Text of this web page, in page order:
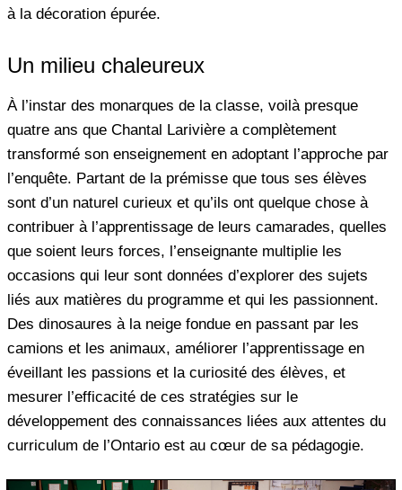
à la décoration épurée.
Un milieu chaleureux
À l’instar des monarques de la classe, voilà presque
quatre ans que Chantal Larivière a complètement
transformé son enseignement en adoptant l’approche par
l’enquête. Partant de la prémisse que tous ses élèves
sont d’un naturel curieux et qu’ils ont quelque chose à
contribuer à l’apprentissage de leurs camarades, quelles
que soient leurs forces, l’enseignante multiplie les
occasions qui leur sont données d’explorer des sujets
liés aux matières du programme et qui les passionnent.
Des dinosaures à la neige fondue en passant par les
camions et les animaux, améliorer l’apprentissage en
éveillant les passions et la curiosité des élèves, et
mesurer l’efficacité de ces stratégies sur le
développement des connaissances liées aux attentes du
curriculum de l’Ontario est au cœur de sa pédagogie.